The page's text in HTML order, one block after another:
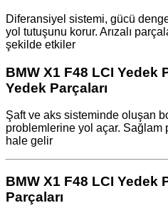
Diferansiyel sistemi, gücü
yol tutuşunu korur. Arızalı
şekilde etkiler
BMW X1 F48 LCI Yedek
Yedek Parçaları
Şaft ve aks sisteminde oluşan
problemlerine yol açar. Sağlam
hale gelir
BMW X1 F48 LCI Yedek
Parçaları